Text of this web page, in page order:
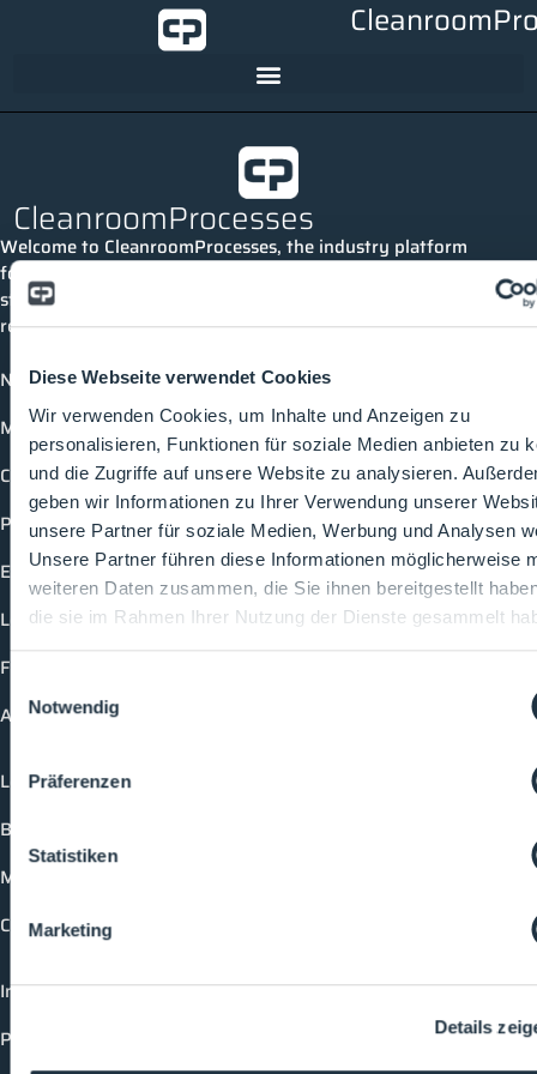
Diese Webseite verwendet Cookies
Wir verwenden Cookies, um Inhalte und Anzeigen zu
personalisieren, Funktionen für soziale Medien anbieten zu
und die Zugriffe auf unsere Website zu analysieren.
geben wir Informationen zu Ihrer Verwendung unserer
unsere Partner für soziale Medien, Werbung und Analysen
Unsere Partner führen diese Informationen möglicherweise
weiteren Daten zusammen, die Sie ihnen bereitgestellt
die sie im Rahmen Ihrer Nutzung der Dienste gesammelt
Notwendig
Präferenzen
Statistiken
Marketing
Details
CleanroomProcesses
Welcome to CleanroomProcesses, the industry platform
for cleanrooms and process technology. Here you can
stay up to date, connect with others and discover all
relevant topics and events in the industry.
News
Media library
Companies
Products
Events
Lectures
Future-Faces
Academy
Login
Booking options
Media formats
Contact
Imprint
Privacy policy